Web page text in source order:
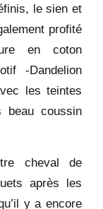
le sien et
profité
en coton
-Dandelion
les teintes
coussin
cheval de
après les
y a encore